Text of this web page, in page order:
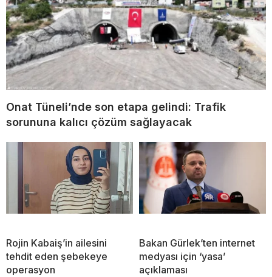
Onat Tüneli’nde son etapa gelindi: Trafik
sorununa kalıcı çözüm sağlayacak
Rojin Kabaiş’in ailesini
tehdit eden şebekeye
operasyon
Bakan Gürlek’ten internet
medyası için ‘yasa’
açıklaması